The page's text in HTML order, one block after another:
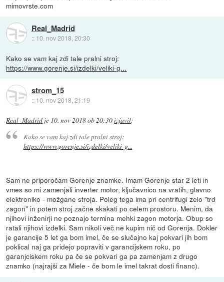
mimovrste.com
Real_Madrid
:: 10. nov 2018, 20:30
Kako se vam kaj zdi tale pralni stroj:
https://www.gorenje.si/izdelki/veliki-g...
strom_15
:: 10. nov 2018, 21:19
Real_Madrid je 10. nov 2018 ob 20:30izjavil:
Kako se vam kaj zdi tale pralni stroj:
https://www.gorenje.si/izdelki/veliki-g...
Sam ne priporočam Gorenje znamke. Imam Gorenje star 2 leti in
vmes so mi zamenjali inverter motor, ključavnico na vratih, glavno
elektroniko - možgane stroja. Poleg tega ima pri centrifugi zelo "trd
zagon" in potem stroj začne skakati po celem prostoru. Menim, da
njihovi inženirji ne poznajo termina mehki zagon motorja. Obup so
ratali njihovi izdelki. Sam nikoli več ne kupim nič od Gorenja. Dokler
je garancije 5 let ga bom imel, če se slučajno kaj pokvari jih bom
poklical naj ga pridejo popraviti v garancijskem roku, po
garanjciskem roku pa če se pokvari ga pa zamenjam z drugo
znamko (najrajši za Miele - če bom le imel takrat dosti financ).